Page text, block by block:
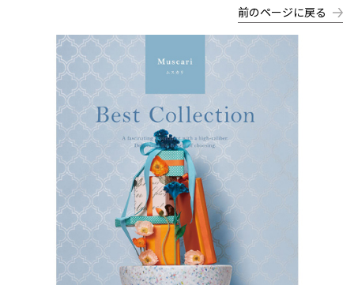
前のページに戻る